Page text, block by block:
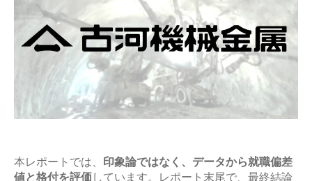
年
収
の
企
業
研
究
務？
本レポートでは、
印象論ではなく、データから就職偏差
値と格付を評価しています。レポート末尾で、最終結論